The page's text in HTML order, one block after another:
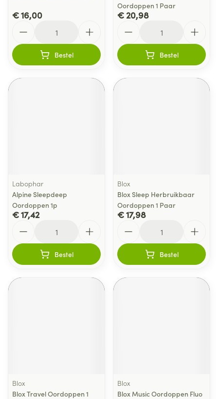
€ 16,00
Bestel
Oordoppen 1 Paar
€ 20,98
Bestel
Labophar
Alpine Sleepdeep
Oordoppen 1p
€ 17,42
Bestel
Blox
Blox Sleep Herbruikbaar
Oordoppen 1 Paar
€ 17,98
Bestel
Blox
Blox Travel Oordoppen 1
Blox
Blox Music Oordoppen Fluo